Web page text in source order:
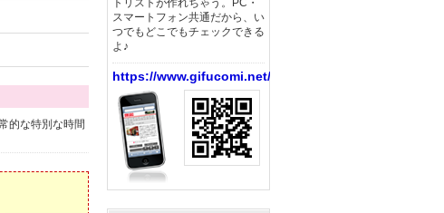
的な特別な時間
トリストが作れちゃう。PC・
スマートフォン共通だから、い
つでもどこでもチェックできる
よ♪
https://www.gifucomi.net/